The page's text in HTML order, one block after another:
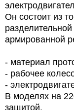
Он состоит из
армированной
- материал
- рабочее
-
В моделях на
защитой.